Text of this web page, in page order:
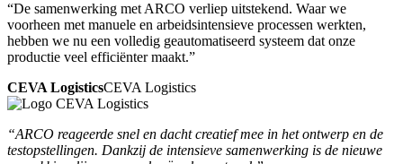
“De samenwerking met ARCO verliep uitstekend. Waar we
voorheen met manuele en arbeidsintensieve processen werkten,
hebben we nu een volledig geautomatiseerd systeem dat onze
productie veel efficiënter maakt.”
CEVA LogisticsCEVA Logistics
“ARCO reageerde snel en dacht creatief mee in het ontwerp en de
testopstellingen. Dankzij de intensieve samenwerking is de nieuwe